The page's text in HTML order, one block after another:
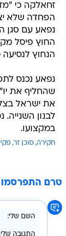
זחאלקה כי
הפחדה שלא
נפאע עם סגן
החוץ פיסל
הנחוץ
נפאע נכנס
שהחליף את
את ישראל
לבנון
במקצועו.
חקירה סוכן זר
טרם התפרסמו